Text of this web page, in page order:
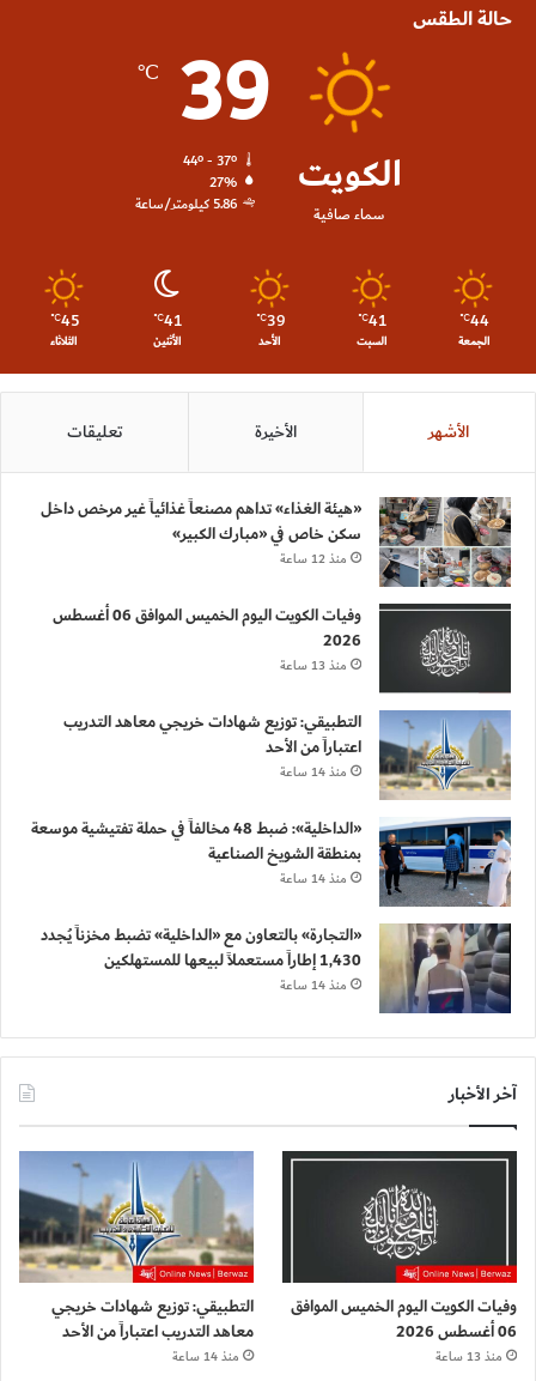
حالة الطقس
الكويت
سماء صافية
39
℃
44º - 37º
27%
5.86 كيلومتر/ساعة
44
℃
الجمعة
41
℃
السبت
39
℃
الأحد
41
℃
الأثنين
45
℃
الثلاثاء
الأشهر الأخيرة تعليقات
«هيئة الغذاء» تداهم مصنعاً غذائياً غير مرخص داخل
سكن خاص في «مبارك الكبير»
منذ 12 ساعة
وفيات الكويت اليوم الخميس الموافق 06 أغسطس
2026
منذ 13 ساعة
التطبيقي: توزيع شهادات خريجي معاهد التدريب
اعتباراً من الأحد
منذ 14 ساعة
«الداخلية»: ضبط 48 مخالفاً في حملة تفتيشية موسعة
بمنطقة الشويخ الصناعية
منذ 14 ساعة
«التجارة» بالتعاون مع «الداخلية» تضبط مخزناً يُجدد
1,430 إطاراً مستعملاً لبيعها للمستهلكين
منذ 14 ساعة
آخر الأخبار
وفيات الكويت اليوم الخميس الموافق
06 أغسطس 2026
منذ 13 ساعة
التطبيقي: توزيع شهادات خريجي
معاهد التدريب اعتباراً من الأحد
منذ 14 ساعة